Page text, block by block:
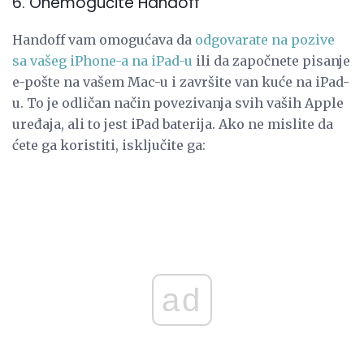
Handoff vam omogućava da odgovarate na pozive
sa vašeg iPhone-a na iPad-u ili da započnete pisanje
e-pošte na vašem Mac-u i završite van kuće na iPad-
u. To je odličan način povezivanja svih vaših Apple
uređaja, ali to jest iPad baterija. Ako ne mislite da
ćete ga koristiti, isključite ga:
ad